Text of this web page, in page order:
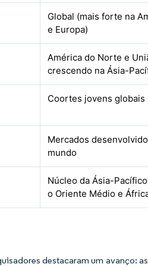
Global (mais forte na
e Europa)
América do Norte e
crescendo na Ásia-
Coortes jovens globais
Mercados
mundo
Núcleo da Ásia-
o Oriente Médio e
destacaram um avanço: